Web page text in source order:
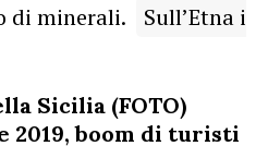
di minerali.
Sull’Etna i
Sicilia (FOTO)
2019, boom di turisti